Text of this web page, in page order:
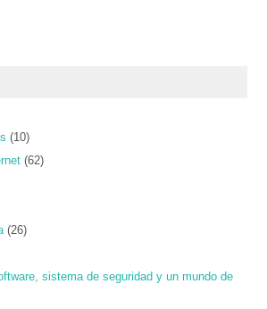
(10)
(62)
(26)
sistema de seguridad y un mundo de